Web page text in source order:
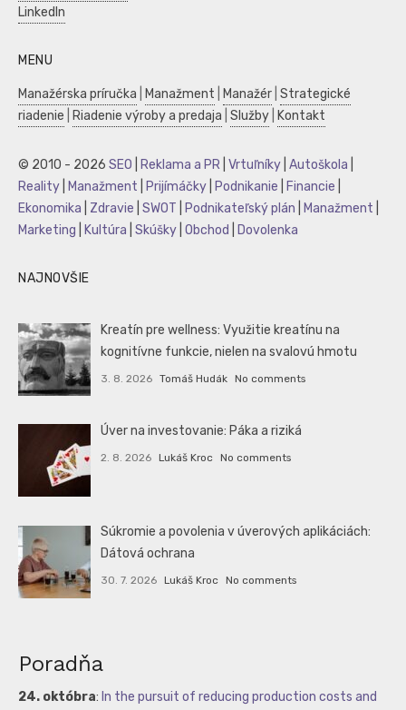
LinkedIn
MENU
Manažérska príručka Manažment Manažér Strategické
riadenie
Riadenie výroby a predaja Služby Kontakt
© 2010 - 2026 SEO Reklama a PR Vrtuľníky Autoškola
Reality
Manažment Prijímáčky Podnikanie Financie
Ekonomika
Zdravie SWOT Podnikateľský plán Manažment
Marketing
Kultúra Skúšky Obchod Dovolenka
NAJNOVŠIE
Kreatín pre wellness: Využitie kreatínu na
kognitívne funkcie, nielen na svalovú hmotu
3. 8. 2026 Tomáš Hudák No comments
Úver na investovanie: Páka a riziká
2. 8. 2026 Lukáš Kroc No comments
Súkromie a povolenia v úverových aplikáciách:
Dátová ochrana
30. 7. 2026 Lukáš Kroc No comments
Poradňa
24. októbra: In the pursuit of reducing production costs and